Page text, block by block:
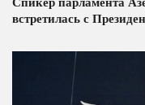
встретилась с